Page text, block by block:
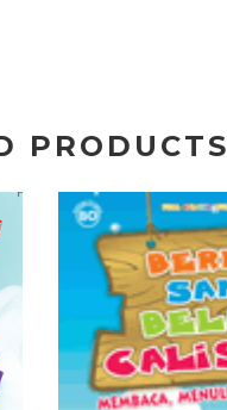
PRODUCTS